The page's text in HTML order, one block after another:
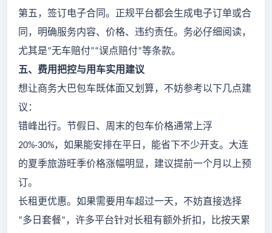
第五，签订电子合同。正规平台都会生成电子订单或合
同，明确服务内容、价格、违约责任。务必仔细阅读，
尤其是“无车赔付”“误点赔付”等条款。
五、费用把控与用车实用建议
想让商务大巴包车既体面又划算，不妨参考以下几点建
议：
错峰出行。节假日、周末的包车价格通常上浮
20%-30%，如果能安排在平日，能省下不少开支。大连
的夏季旅游旺季价格涨幅明显，建议提前一个月以上预
订。
长租更优惠。如果需要用车超过一天，不妨直接选择
“多日套餐”，许多平台针对长租有额外折扣，比按天累